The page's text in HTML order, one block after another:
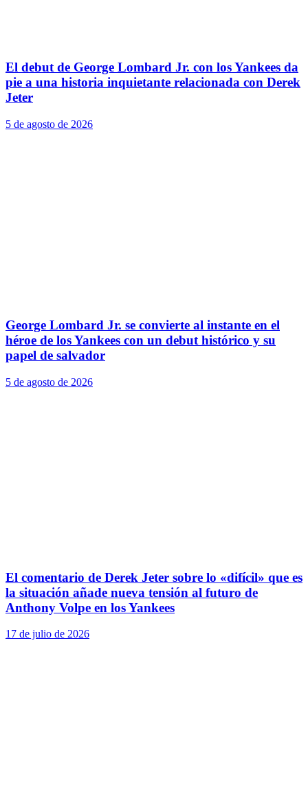
El debut de George Lombard Jr. con los Yankees da
pie a una historia inquietante relacionada con Derek
Jeter
5 de agosto de 2026
George Lombard Jr. se convierte al instante en el
héroe de los Yankees con un debut histórico y su
papel de salvador
5 de agosto de 2026
El comentario de Derek Jeter sobre lo «difícil» que es
la situación añade nueva tensión al futuro de
Anthony Volpe en los Yankees
17 de julio de 2026